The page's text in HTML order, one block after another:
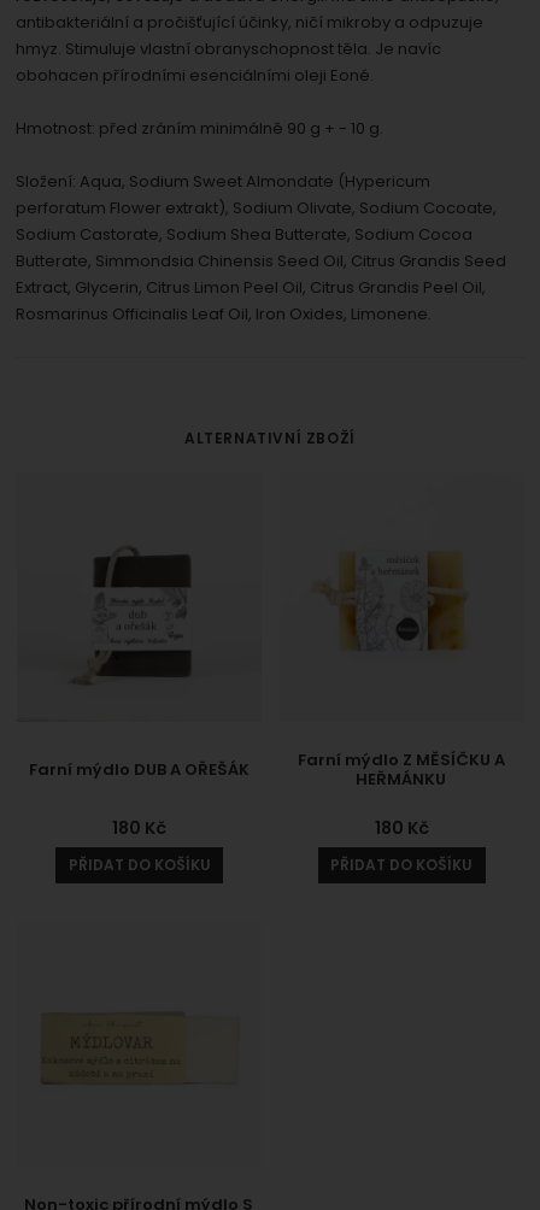
antibakteriální a pročišťující účinky, ničí mikroby a odpuzuje
hmyz. Stimuluje vlastní obranyschopnost těla. Je navíc
obohacen přírodními esenciálními oleji Eoné.
Hmotnost: před zráním minimálně 90 g + - 10 g.
Složení: Aqua, Sodium Sweet Almondate (Hypericum
perforatum Flower extrakt), Sodium Olivate, Sodium Cocoate,
Sodium Castorate, Sodium Shea Butterate, Sodium Cocoa
Butterate, Simmondsia Chinensis Seed Oil, Citrus Grandis Seed
Extract, Glycerin, Citrus Limon Peel Oil, Citrus Grandis Peel Oil,
Rosmarinus Officinalis Leaf Oil, Iron Oxides, Limonene.
ALTERNATIVNÍ ZBOŽÍ
Farní mýdlo DUB A OŘEŠÁK
180 Kč
PŘIDAT DO KOŠÍKU
Farní mýdlo Z MĚSÍČKU A
HEŘMÁNKU
180 Kč
PŘIDAT DO KOŠÍKU
Non-toxic přírodní mýdlo S